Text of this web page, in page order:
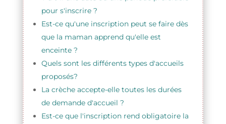
pour s'inscrire ?
Est-ce qu'une inscription peut se faire dès
que la maman apprend qu'elle est
enceinte ?
Quels sont les différents types d'accueils
proposés?
La crèche accepte-elle toutes les durées
de demande d'accueil ?
Est-ce que l'inscription rend obligatoire la